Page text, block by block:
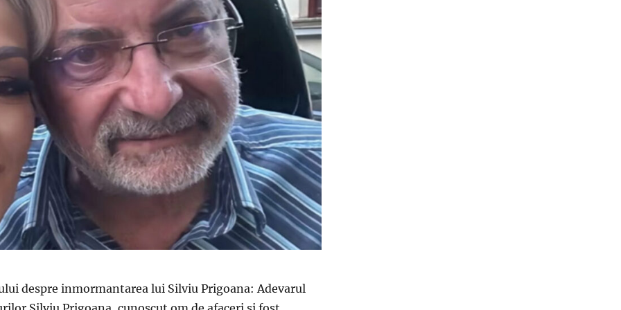
despre inmormantarea lui Silviu Prigoana: Adevarul